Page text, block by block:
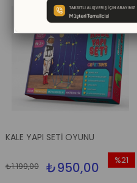
KALE YAPI SETİ OYUNU
₺950,00
₺1.199,00
%21